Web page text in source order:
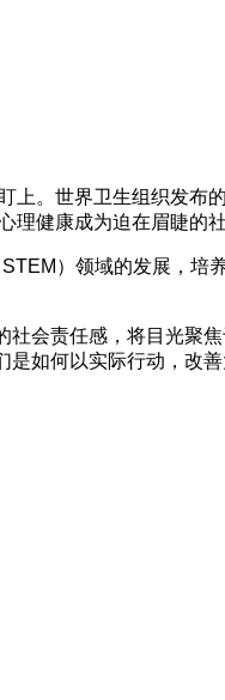
。世界卫生组织发布
健康成为迫在眉睫的
）领域的发展，培
会责任感，将目光聚
如何以实际行动，改